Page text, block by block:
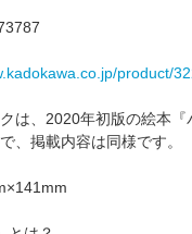
product/
は、2020年初版の絵本『
、掲載内容は同様です。